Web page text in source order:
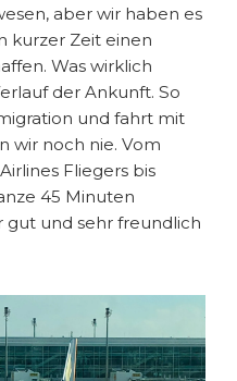
aber wir haben es
kurzer Zeit einen
Was wirklich
der Ankunft. So
und fahrt mit
wir noch nie. Vom
Fliegers bis
45 Minuten
gut und sehr freundlich